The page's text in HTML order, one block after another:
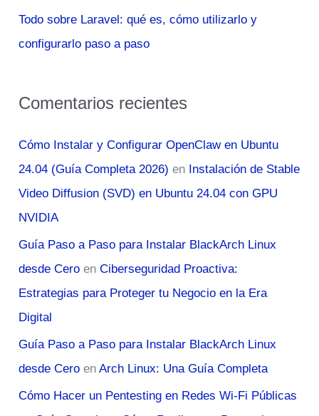
Todo sobre Laravel: qué es, cómo utilizarlo y
configurarlo paso a paso
Comentarios recientes
Cómo Instalar y Configurar OpenClaw en Ubuntu
24.04 (Guía Completa 2026) en Instalación de Stable
Video Diffusion (SVD) en Ubuntu 24.04 con GPU
NVIDIA
Guía Paso a Paso para Instalar BlackArch Linux
desde Cero enCiberseguridad Proactiva:
Estrategias para Proteger tu Negocio en la Era
Digital
Guía Paso a Paso para Instalar BlackArch Linux
desde Cero enArch Linux: Una Guía Completa
Cómo Hacer un Pentesting en Redes Wi-Fi Públicas